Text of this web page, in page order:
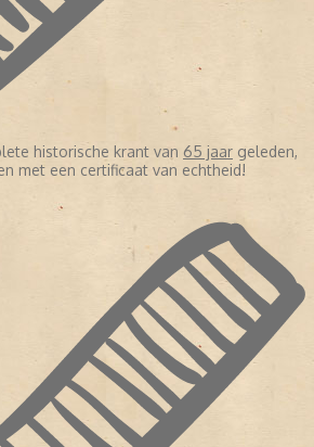
historische krant van 65 jaar geleden,
met een certificaat van echtheid!